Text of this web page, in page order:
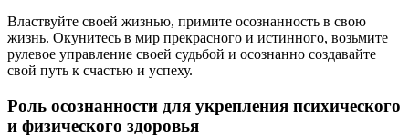
Властвуйте своей жизнью, примите осознанность в свою
жизнь. Окунитесь в мир прекрасного и истинного, возьмите
рулевое управление своей судьбой и осознанно создавайте
свой путь к счастью и успеху.
Роль осознанности для укрепления психического
и физического здоровья